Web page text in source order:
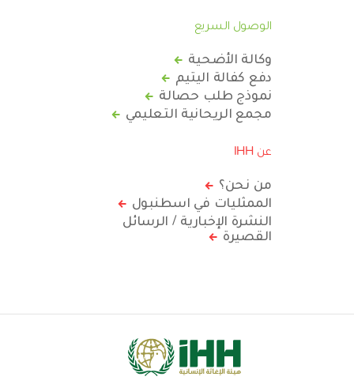
الوصول السريع
وكالة الأضحية
دفع كفالة اليتيم
نموذج طلب حصالة
مجمع الريحانية التعليمي
عن IHH
من نحن؟
الممثليات في اسطنبول
النشرة الإخبارية / الرسائل
القصيرة